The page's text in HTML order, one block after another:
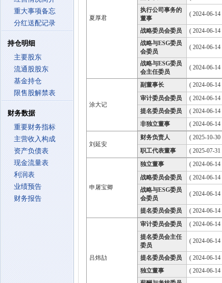
重大事项备忘
分红送配记录
持仓明细
主要股东
流通股股东
基金持仓
限售股解禁表
财务数据
重要财务指标
主营收入构成
资产负债表
现金流量表
利润表
业绩预告
财务报告
夏厚君
执行公司事务的
董事
( 2024-06-
战略委员会委员
( 2024-06-
战略与ESG委员
会委员
( 2024-06-
战略与ESG委员
会主任委员
( 2024-06-
涂大记
副董事长
( 2024-06-
审计委员会委员
( 2024-06-
提名委员会委员
( 2024-06-
非独立董事
( 2024-06-
刘延安
财务负责人
( 2025-10-
职工代表董事
( 2025-07-
申屠宝卿
独立董事
( 2024-06-
战略委员会委员
( 2024-06-
战略与ESG委员
会委员
( 2024-06-
提名委员会委员 ( 2024-06-
吕炜劼
审计委员会委员
( 2024-06-
提名委员会主任
委员
( 2024-06-
提名委员会委员
( 2024-06-
独立董事
( 2024-06-